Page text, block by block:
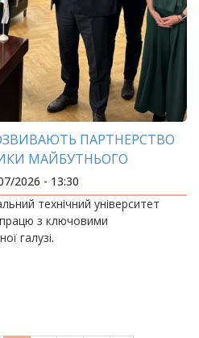
ПАРТНЕРСТВО
МАЙБУТНЬОГО
2026 - 13:30
технічний університет
з ключовими
галузі.